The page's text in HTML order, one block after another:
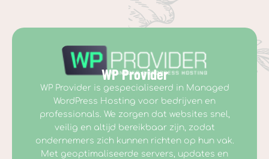
WP Provider
WP Provider is gespecialiseerd in Managed
WordPress Hosting voor bedrijven en
professionals. We zorgen dat websites snel,
veilig en altijd bereikbaar zijn, zodat
ondernemers zich kunnen richten op hun vak.
Met geoptimaliseerde servers, updates en